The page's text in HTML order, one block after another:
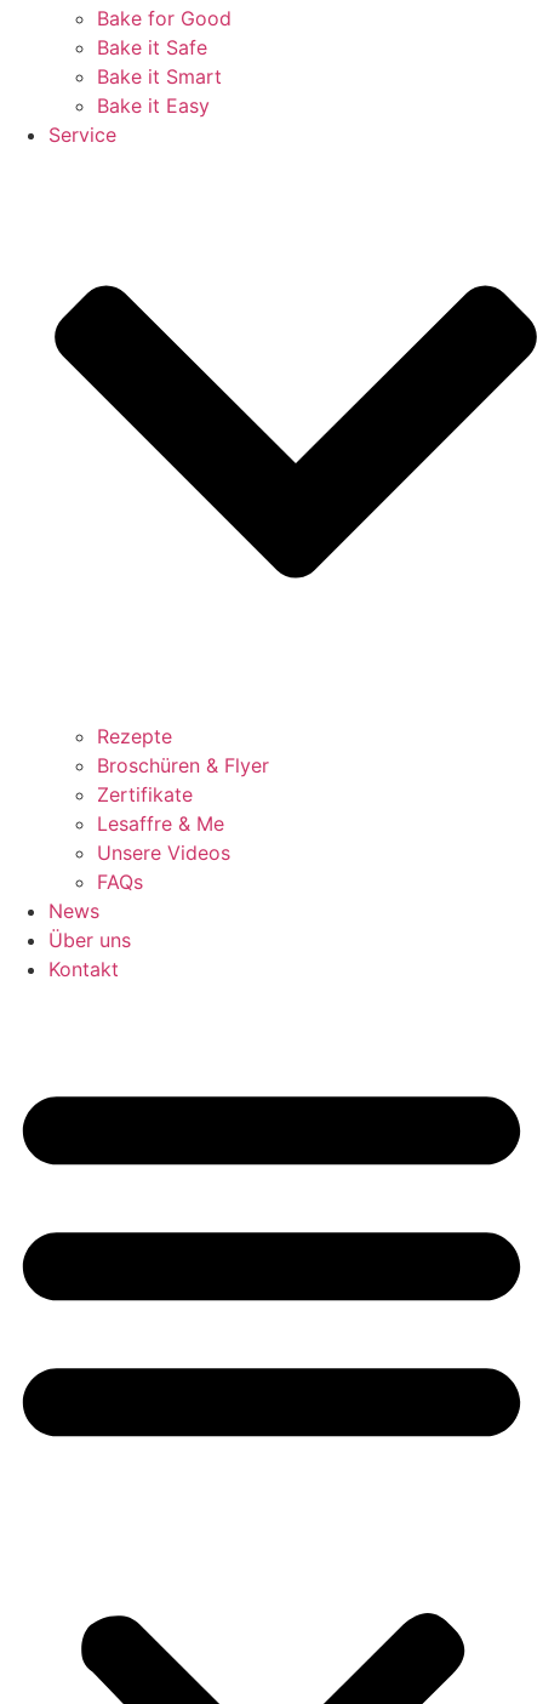
Bake for Good
Bake it Safe
Bake it Smart
Bake it Easy
Service
Rezepte
Broschüren & Flyer
Zertifikate
Lesaffre & Me
Unsere Videos
FAQs
News
Über uns
Kontakt